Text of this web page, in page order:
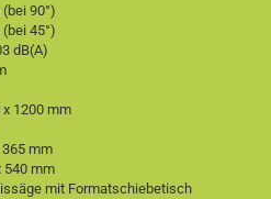
90°)
45°)
dB(A)
x 1200 mm
365 mm
540 mm
mit Formatschiebetisch